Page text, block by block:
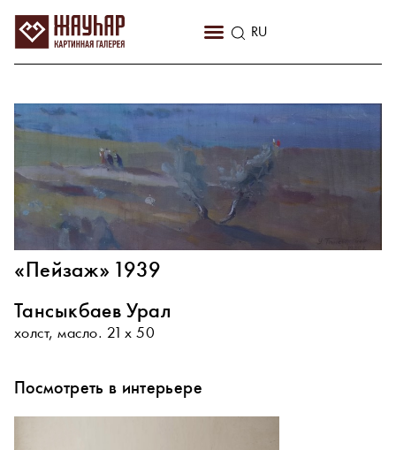
RU
EN
«Пейзаж» 1939
Тансыкбаев Урал
холст, масло. 21 х 50
Посмотреть в интерьере